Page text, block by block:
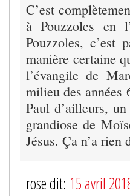
C’est
à Pouzzoles en
Pouzzoles,
manière certaine
l’évangile de
milieu des années
Paul d’ailleurs,
grandiose de
Jésus. Ça n’a rien
rose dit: 15 avril